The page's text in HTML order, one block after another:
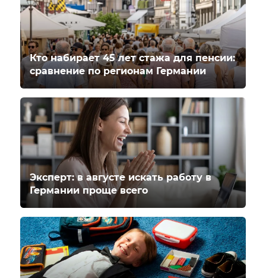
Кто набирает 45 лет стажа для пенсии:
сравнение по регионам Германии
Эксперт: в августе искать работу в
Германии проще всего